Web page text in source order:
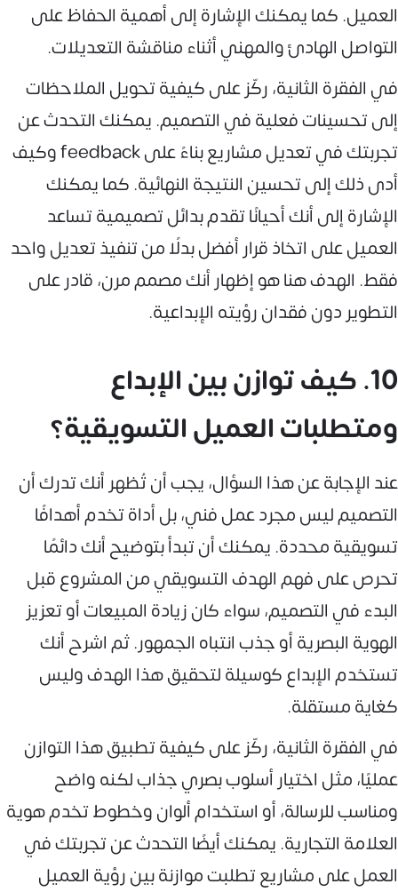
العميل. كما يمكنك الإشارة إلى أهمية الحفاظ على
التواصل الهادئ والمهني أثناء مناقشة التعديلات.
في الفقرة الثانية، ركّز على كيفية تحويل الملاحظات
إلى تحسينات فعلية في التصميم. يمكنك التحدث عن
تجربتك في تعديل مشاريع بناءً على feedback وكيف
أدى ذلك إلى تحسين النتيجة النهائية. كما يمكنك
الإشارة إلى أنك أحيانًا تقدم بدائل تصميمية تساعد
العميل على اتخاذ قرار أفضل بدلًا من تنفيذ تعديل واحد
فقط. الهدف هنا هو إظهار أنك مصمم مرن، قادر على
التطوير دون فقدان رؤيته الإبداعية.
10. كيف توازن بين الإبداع
ومتطلبات العميل التسويقية؟
عند الإجابة عن هذا السؤال، يجب أن تُظهر أنك تدرك أن
التصميم ليس مجرد عمل فني، بل أداة تخدم أهدافًا
تسويقية محددة. يمكنك أن تبدأ بتوضيح أنك دائمًا
تحرص على فهم الهدف التسويقي من المشروع قبل
البدء في التصميم، سواء كان زيادة المبيعات أو تعزيز
الهوية البصرية أو جذب انتباه الجمهور. ثم اشرح أنك
تستخدم الإبداع كوسيلة لتحقيق هذا الهدف وليس
كغاية مستقلة.
في الفقرة الثانية، ركّز على كيفية تطبيق هذا التوازن
عمليًا، مثل اختيار أسلوب بصري جذاب لكنه واضح
ومناسب للرسالة، أو استخدام ألوان وخطوط تخدم هوية
العلامة التجارية. يمكنك أيضًا التحدث عن تجربتك في
العمل على مشاريع تطلبت موازنة بين رؤية العميل